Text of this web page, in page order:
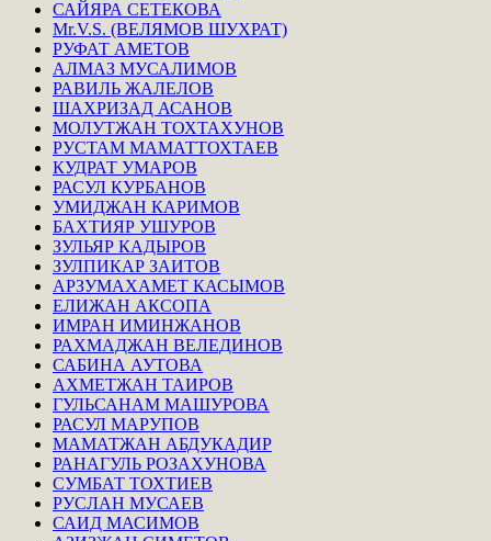
САЙЯРА СЕТЕКОВА
Mr.V.S. (ВЕЛЯМОВ ШУХРАТ)
РУФАТ АМЕТОВ
АЛМАЗ МУСАЛИМОВ
РАВИЛЬ ЖАЛЕЛОВ
ШАХРИЗАД АСАНОВ
МОЛУТЖАН ТОХТАХУНОВ
РУСТАМ МАМАТТОХТАЕВ
КУДРАТ УМАРОВ
РАСУЛ КУРБАНОВ
УМИДЖАН КАРИМОВ
БАХТИЯР УШУРОВ
ЗУЛЬЯР КАДЫРОВ
ЗУЛПИКАР ЗАИТОВ
АРЗУМАХАМЕТ КАСЫМОВ
ЕЛИЖАН АКСОПА
ИМРАН ИМИНЖАНОВ
РАХМАДЖАН ВЕЛЕДИНОВ
САБИНА АУТОВА
АХМЕТЖАН ТАИРОВ
ГУЛЬСАНАМ МАШУРОВА
РАСУЛ МАРУПОВ
МАМАТЖАН АБДУКАДИР
РАНАГУЛЬ РОЗАХУНОВА
СУМБАТ ТОХТИЕВ
РУСЛАН МУСАЕВ
САИД МАСИМОВ